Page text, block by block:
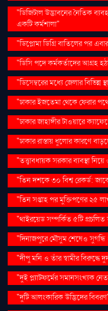
"ডিজিটাল উদ্ভাবনের নৈতিক
একটি কর্মশালা"
"ডিপ্লোমা ডিগ্রি বাতিলের পর
"ডিসি পদে কর্মকর্তাদের আগ্রহ
"ডিসেম্বরের মধ্যে জেলার বিভিন্ন
"ঢাকার ইজতেমা থেকে ফেরার
"ঢাকার জাহাঙ্গীর টাওয়ারে
"ঢাকার রাস্তায় ধুলোর কারণে
"তত্ত্বাবধায়ক সরকার ব্যবস্থা
"তিন দশকে ৩০ বিশ্ব রেকর্ড:
"তিন সপ্তাহ পর মুক্তিপণের ২৫
"থাইরয়েড সম্পর্কিত ৫টি প্রচলিত
"দিনাজপুরে মৌসুম শেষেও সুগন্ধি
"দীপু মনি ও তাঁর স্বামীর বিরুদ্ধে
"দুই প্ল্যাটফর্মের সমানসংখ্যক
"দুটি আলংকারিক উদ্ভিদের